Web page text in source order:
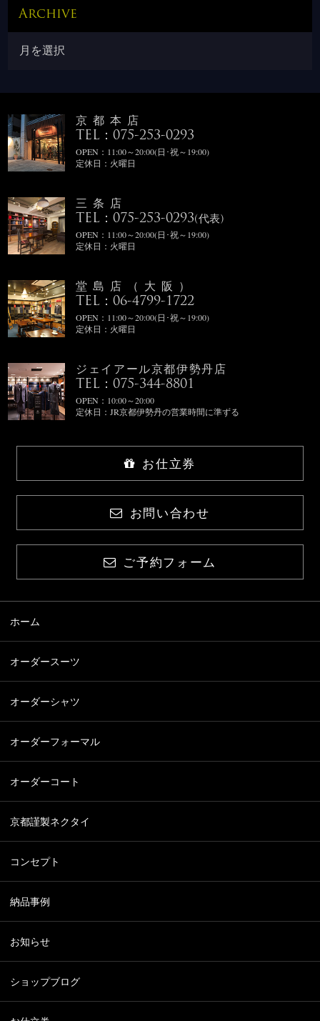
Archive
京都本店
TEL：075-253-0293
OPEN：11:00～20:00(日･祝～19:00)
定休日：火曜日
三条店
TEL：075-253-0293(代表)
OPEN：11:00～20:00(日･祝～19:00)
定休日：火曜日
堂島店（大阪）
TEL：06-4799-1722
OPEN：11:00～20:00(日･祝～19:00)
定休日：火曜日
ジェイアール京都伊勢丹店
TEL：075-344-8801
OPEN：10:00～20:00
定休日：JR京都伊勢丹の営業時間に準ずる
お仕立券
お問い合わせ
ご予約フォーム
ホーム
オーダースーツ
オーダーシャツ
オーダーフォーマル
オーダーコート
京都謹製ネクタイ
コンセプト
納品事例
お知らせ
ショップブログ